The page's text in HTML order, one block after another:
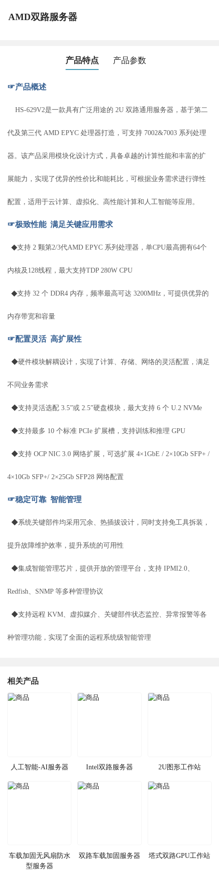
AMD双路服务器
产品特点 产品参数
☞产品概述
HS-629V2是一款具有广泛用途的 2U 双路通用服务器，基于第二
代及第三代 AMD EPYC 处理器打造，可支持 7002&7003 系列处理
器。该产品采用模块化设计方式，具备卓越的计算性能和丰富的扩
展能力，实现了优异的性价比和能耗比，可根据业务需求进行弹性
配置，适用于云计算、虚拟化、高性能计算和人工智能等应用。
☞极致性能 满足关键应用需求
◆支持 2 颗第2/3代AMD EPYC 系列处理器，单CPU最高拥有64个
内核及128线程，最大支持TDP 280W CPU
◆支持 32 个 DDR4 内存，频率最高可达 3200MHz，可提供优异的
内存带宽和容量
☞配置灵活 高扩展性
◆硬件模块解耦设计，实现了计算、存储、网络的灵活配置，满足
不同业务需求
◆支持灵活选配 3.5”或 2.5”硬盘模块，最大支持 6 个 U.2 NVMe
◆支持最多 10 个标准 PCIe 扩展槽，支持训练和推理 GPU
◆支持 OCP NIC 3.0 网络扩展，可选扩展 4×1GbE / 2×10Gb SFP+ /
4×10Gb SFP+/ 2×25Gb SFP28 网络配置
☞稳定可靠 智能管理
◆系统关键部件均采用冗余、热插拔设计，同时支持免工具拆装，
提升故障维护效率，提升系统的可用性
◆集成智能管理芯片，提供开放的管理平台，支持 IPMI2.0、
Redfish、SNMP 等多种管理协议
◆支持远程 KVM、虚拟媒介、关键部件状态监控、异常报警等各
种管理功能，实现了全面的远程系统级智能管理
相关产品
人工智能-AI服务器 Intel双路服务器 2U图形工作站
车载加固无风扇防水
型服务器
双路车载加固服务器 塔式双路GPU工作站